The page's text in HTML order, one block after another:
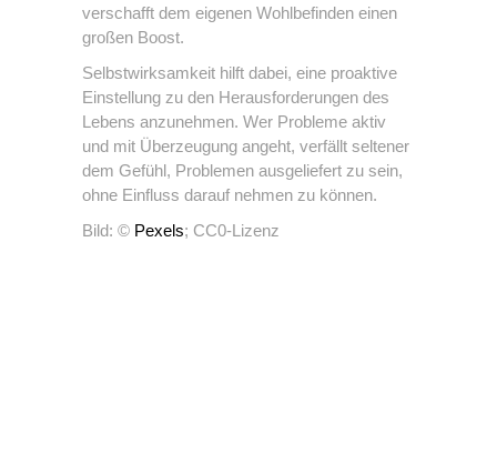
verschafft dem eigenen Wohlbefinden einen
großen Boost.
Selbstwirksamkeit hilft dabei, eine proaktive
Einstellung zu den Herausforderungen des
Lebens anzunehmen. Wer Probleme aktiv
und mit Überzeugung angeht, verfällt seltener
dem Gefühl, Problemen ausgeliefert zu sein,
ohne Einfluss darauf nehmen zu können.
Bild: © Pexels; CC0-Lizenz